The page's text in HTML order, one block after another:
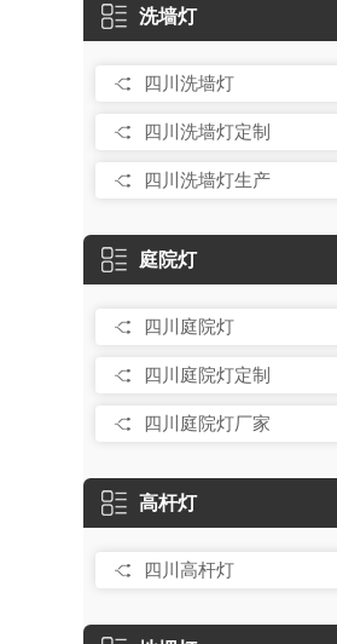
洗墙灯
四川洗墙灯
四川洗墙灯定制
四川洗墙灯生产
庭院灯
四川庭院灯
四川庭院灯定制
四川庭院灯厂家
高杆灯
四川高杆灯